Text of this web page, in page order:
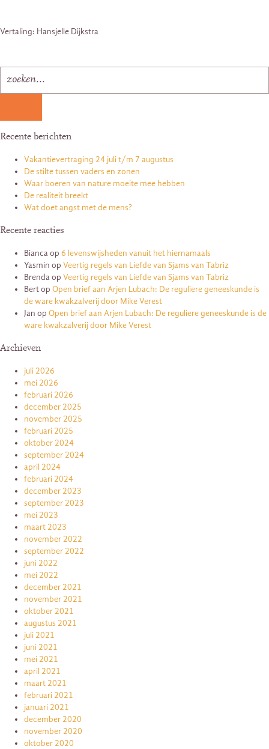
Vertaling: Hansjelle Dijkstra
Recente berichten
Vakantievertraging 24 juli t/m 7 augustus
De stilte tussen vaders en zonen
Waar boeren van nature moeite mee hebben
De realiteit breekt
Wat doet angst met de mens?
Recente reacties
Biancaop 6 levenswijsheden vanuit het hiernamaals
Yasmin op Veertig regels van Liefde van Sjams van Tabriz
Brendaop Veertig regels van Liefde van Sjams van Tabriz
Bertop Open brief aan Arjen Lubach: De reguliere geneeskunde is
de ware kwakzalverij door Mike Verest
Jan op Open brief aan Arjen Lubach: De reguliere geneeskunde is de
ware kwakzalverij door Mike Verest
Archieven
juli 2026
mei 2026
februari 2026
december 2025
november 2025
februari 2025
oktober 2024
september 2024
april 2024
februari 2024
december 2023
september 2023
mei 2023
maart 2023
november 2022
september 2022
juni 2022
mei 2022
december 2021
november 2021
oktober 2021
augustus 2021
juli 2021
juni 2021
mei 2021
april 2021
maart 2021
februari 2021
januari 2021
december 2020
november 2020
oktober 2020